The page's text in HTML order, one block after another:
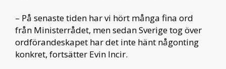
– På senaste tiden har vi hört många fina ord
från Ministerrådet, men sedan Sverige tog över
ordförandeskapet har det inte hänt någonting
konkret, fortsätter Evin Incir.